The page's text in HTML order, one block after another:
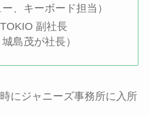
、キーボード担当）
副社長
島茂が社長）
にジャニーズ事務所に入所